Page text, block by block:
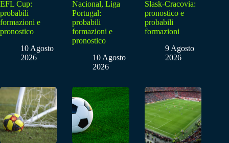
EFL Cup:
probabili
formazioni e
pronostico
10 Agosto
2026
Nacional, Liga
Portugal:
probabili
formazioni e
pronostico
10 Agosto
2026
Slask-Cracovia:
pronostico e
probabili
formazioni
9 Agosto
2026